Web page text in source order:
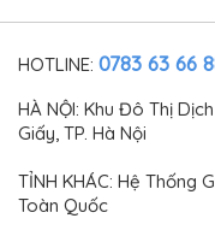
HOTLINE: 0783 63 66
HÀ NỘI: Khu Đô Thị
Giấy, TP. Hà Nội
TỈNH KHÁC: Hệ Thống
Toàn Quốc